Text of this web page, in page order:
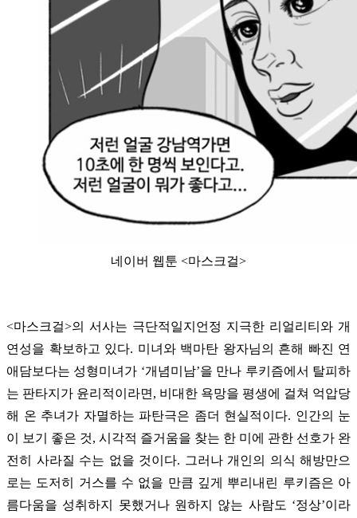
네이버 웹툰 <마스크걸>
<마스크걸>의 서사는 극단적일지언정 지극한 리얼리티와 개
연성을 확보하고 있다. 미녀와 백마탄 왕자님의 흔해 빠진 연
애담보다는 성형미녀가 ‘개념미남’을 만나 루키즘에서 탈피하
는 판타지가 윤리적이라면, 비대한 욕망을 평생에 걸쳐 억압당
해 온 추녀가 자멸하는 파탄극은 좀더 현실적이다. 인간의 눈
이 보기 좋은 것, 시각적 즐거움을 찾는 한 미에 관한 선호가 완
전히 사라질 수는 없을 것이다. 그러나 개인의 의식 해방만으
로는 도저히 거스를 수 없을 만큼 깊게 뿌리내린 루키즘은 아
름다움을 성취하지 못했거나 원하지 않는 사람도 ‘정상’이라